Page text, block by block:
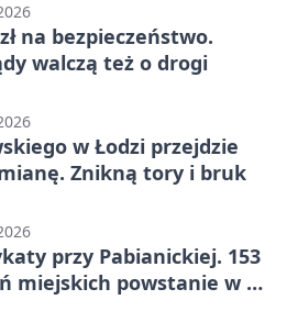
na bezpieczeństwo.
walczą też o drogi
w Łodzi przejdzie
Znikną tory i bruk
przy Pabianickiej. 153
miejskich powstanie w 15